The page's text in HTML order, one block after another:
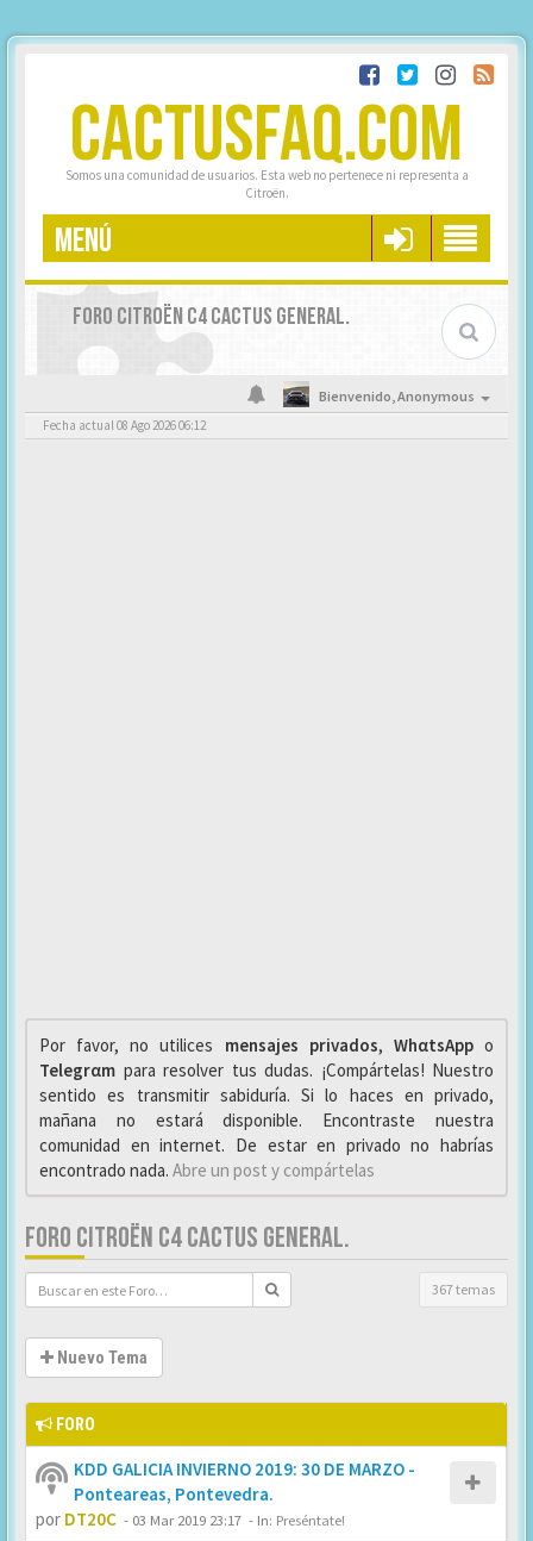
CACTUSFAQ.COM
Somos una comunidad de usuarios. Esta web no pertenece ni representa a
Citroën.
MENÚ
FORO CITROËN C4 CACTUS GENERAL.
Bienvenido,Anonymous
Fecha actual 08 Ago 2026 06:12
Por favor, no utilices mensajes privados, WhαtsAppo
Telegrαm para resolver tus dudas. ¡Compártelas! Nuestro
sentido es transmitir sabiduría. Si lo haces en privado,
mañana no estará disponible. Encontraste nuestra
comunidad en internet. De estar en privado no habrías
encontrado nada. Abre un post y compártelas
FORO CITROËN C4 CACTUS GENERAL.
367 temas
Nuevo Tema
FORO
KDD GALICIA INVIERNO 2019: 30 DE MARZO -
Ponteareas, Pontevedra.
por DT20C - 03 Mar 2019 23:17 - In: Preséntate!